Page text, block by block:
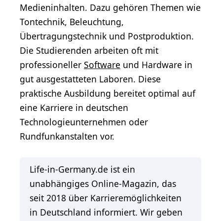
Medieninhalten. Dazu gehören Themen wie
Tontechnik, Beleuchtung,
Übertragungstechnik und Postproduktion.
Die Studierenden arbeiten oft mit
professioneller Software und Hardware in
gut ausgestatteten Laboren. Diese
praktische Ausbildung bereitet optimal auf
eine Karriere in deutschen
Technologieunternehmen oder
Rundfunkanstalten vor.
Life-in-Germany.de ist ein
unabhängiges Online-Magazin, das
seit 2018 über Karrieremöglichkeiten
in Deutschland informiert. Wir geben